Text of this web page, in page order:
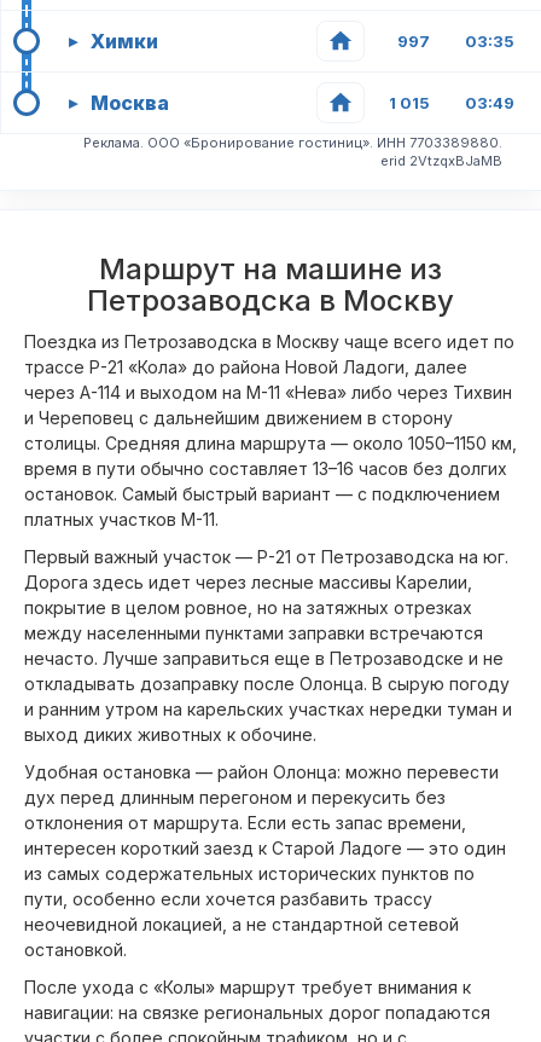
▸ Химки 997 03:35
▸ Москва 1 015 03:49
Реклама. ООО «Бронирование гостиниц». ИНН 7703389880.
erid 2VtzqxBJaMB
Маршрут на машине из
Петрозаводска в Москву
Поездка из Петрозаводска в Москву чаще всего идет по
трассе Р-21 «Кола» до района Новой Ладоги, далее
через А-114 и выходом на М-11 «Нева» либо через Тихвин
и Череповец с дальнейшим движением в сторону
столицы. Средняя длина маршрута — около 1050–1150 км,
время в пути обычно составляет 13–16 часов без долгих
остановок. Самый быстрый вариант — с подключением
платных участков М-11.
Первый важный участок — Р-21 от Петрозаводска на юг.
Дорога здесь идет через лесные массивы Карелии,
покрытие в целом ровное, но на затяжных отрезках
между населенными пунктами заправки встречаются
нечасто. Лучше заправиться еще в Петрозаводске и не
откладывать дозаправку после Олонца. В сырую погоду
и ранним утром на карельских участках нередки туман и
выход диких животных к обочине.
Удобная остановка — район Олонца: можно перевести
дух перед длинным перегоном и перекусить без
отклонения от маршрута. Если есть запас времени,
интересен короткий заезд к Старой Ладоге — это один
из самых содержательных исторических пунктов по
пути, особенно если хочется разбавить трассу
неочевидной локацией, а не стандартной сетевой
остановкой.
После ухода с «Колы» маршрут требует внимания к
навигации: на связке региональных дорог попадаются
участки с более спокойным трафиком, но и с